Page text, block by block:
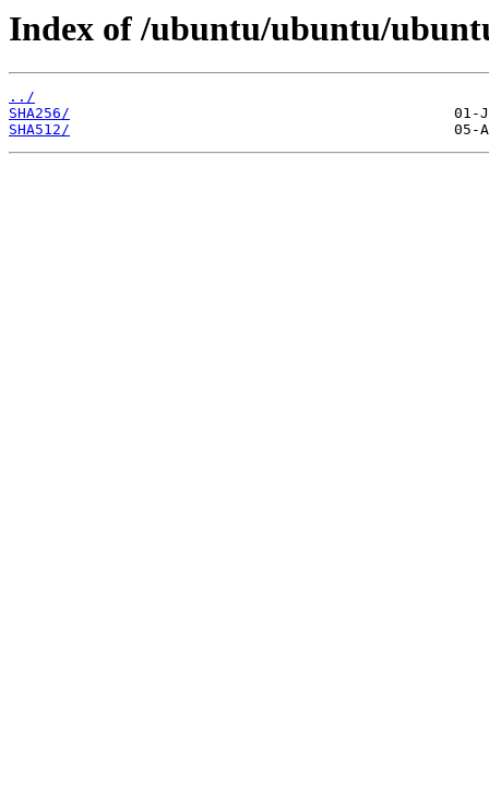
Index of /ubuntu/ubuntu/
../
SHA256/
SHA512/